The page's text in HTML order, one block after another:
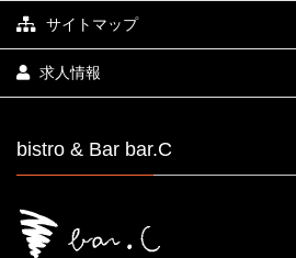
サイトマップ
求人情報
bistro & Bar bar.C